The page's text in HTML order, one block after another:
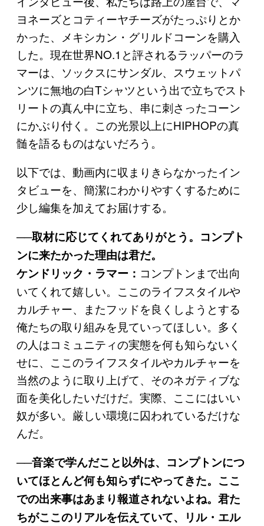
ヨネーズとコティーヤチーズがたっぷりとか
かった、メキシカン・グリルドコーンを購入
した。現在世界NO.1と評されるラッパーのラ
マーは、ソックスにサンダル、スウェットパ
ンツに無地の白Tシャツという出で立ちでスト
リートの真ん中に立ち、串に刺さったコーン
にかぶり付く。この光景以上にHIPHOPの真
髄を語るものはないだろう。
以下では、動画内に収まりきらなかったイン
タビューを、簡潔にわかりやすくするために
少し編集を加えてお届けする。
──取材に応じてくれてありがとう。コンプト
ンに来たかった理由は君だ。
ケンドリック・ラマー： コンプトンまで出向
いてくれて嬉しい。ここのライフスタイルや
カルチャー、またフッドを良くしようとする
俺たちの取り組みを見ていってほしい。多く
の人はコミュニティの実態を何も知らないく
せに、ここのライフスタイルやカルチャーを
当然のように取り上げて、そのネガティブな
面を美化したいだけだ。実際、ここにはいい
奴が多い。厳しい環境に囚われているだけな
んだ。
──音楽で学んだこと以外は、コンプトンにつ
いてほとんど何も知らずにやってきた。ここ
での出来事はあまり報道されないよね。君た
ちがここのリアルを伝えていて、リル・エル